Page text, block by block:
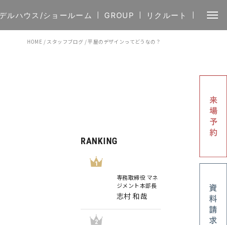
ルハウス/ショールーム GROUP リクルート
HOME / スタッフブログ /平屋のデザインってどうなの？
RANKING
1
専務取締役 マネ
ジメント本部長
志村 和哉
2